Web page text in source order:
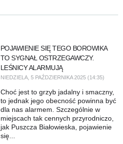
POJAWIENIE SIĘ TEGO BOROWIKA
TO SYGNAŁ OSTRZEGAWCZY.
LEŚNICY ALARMUJĄ
NIEDZIELA, 5 PAŹDZIERNIKA 2025 (14:35)
Choć jest to grzyb jadalny i smaczny,
to jednak jego obecność powinna być
dla nas alarmem. Szczególnie w
miejscach tak cennych przyrodniczo,
jak Puszcza Białowieska, pojawienie
się...